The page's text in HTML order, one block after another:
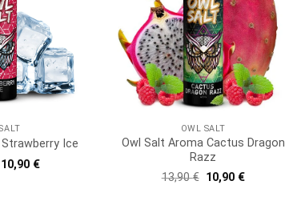
Ice
Ursprünglicher
Preis
10,90 €Aktueller
OWL SALT
Owl Salt Aroma Cactus Dragon
Razz
13,90€ Ursprünglicher
Preis
10,90 €Aktueller